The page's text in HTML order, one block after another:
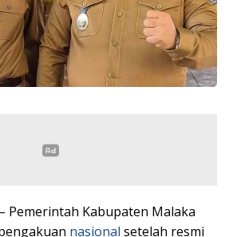
– Pemerintah Kabupaten Malaka
nasional setelah resmi